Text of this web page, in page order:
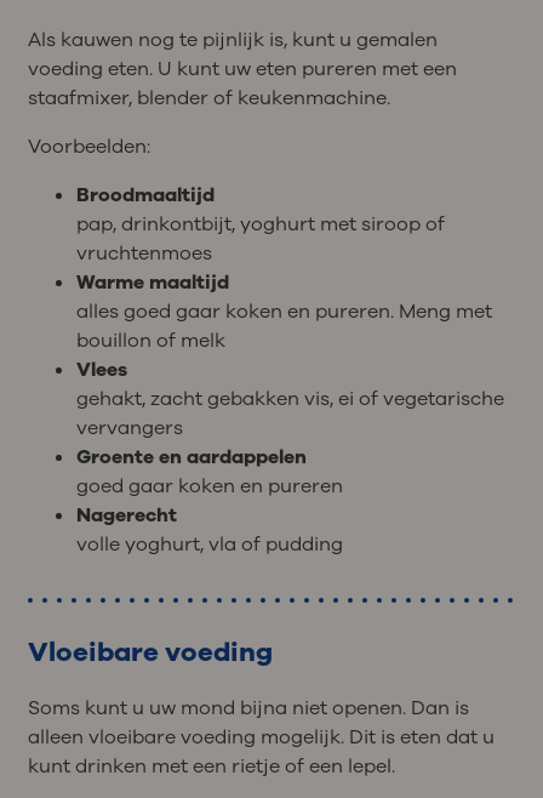
Als kauwen nog te pijnlijk is, kunt u gemalen
voeding eten. U kunt uw eten pureren met een
staafmixer, blender of keukenmachine.
Voorbeelden:
Broodmaaltijd
pap, drinkontbijt, yoghurt met siroop of
vruchtenmoes
Warme maaltijd
alles goed gaar koken en pureren. Meng met
bouillon of melk
Vlees
gehakt, zacht gebakken vis, ei of vegetarische
vervangers
Groente en aardappelen
goed gaar koken en pureren
Nagerecht
volle yoghurt, vla of pudding
Vloeibare voeding
Soms kunt u uw mond bijna niet openen. Dan is
alleen vloeibare voeding mogelijk. Dit is eten dat u
kunt drinken met een rietje of een lepel.